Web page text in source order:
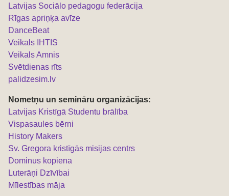
Latvijas Sociālo pedagogu federācija
Rīgas apriņķa avīze
DanceBeat
Veikals IHTIS
Veikals Amnis
Svētdienas rīts
palidzesim.lv
Nometņu un semināru organizācijas:
Latvijas Kristīgā Studentu brālība
Vispasaules bērni
History Makers
Sv. Gregora kristīgās misijas centrs
Dominus kopiena
Luterāņi Dzīvībai
Mīlestības māja